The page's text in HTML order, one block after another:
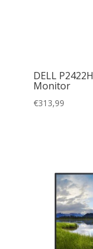
DELL
Monitor
€313,99